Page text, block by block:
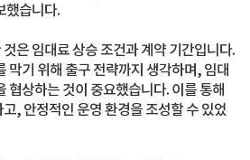
했습니다.
은 임대료 상승 조건과 계약 기간입니다.
막기 위해 출구 전략까지 생각하며, 임대
협상하는 것이 중요했습니다. 이를 통해
, 안정적인 운영 환경을 조성할 수 있었